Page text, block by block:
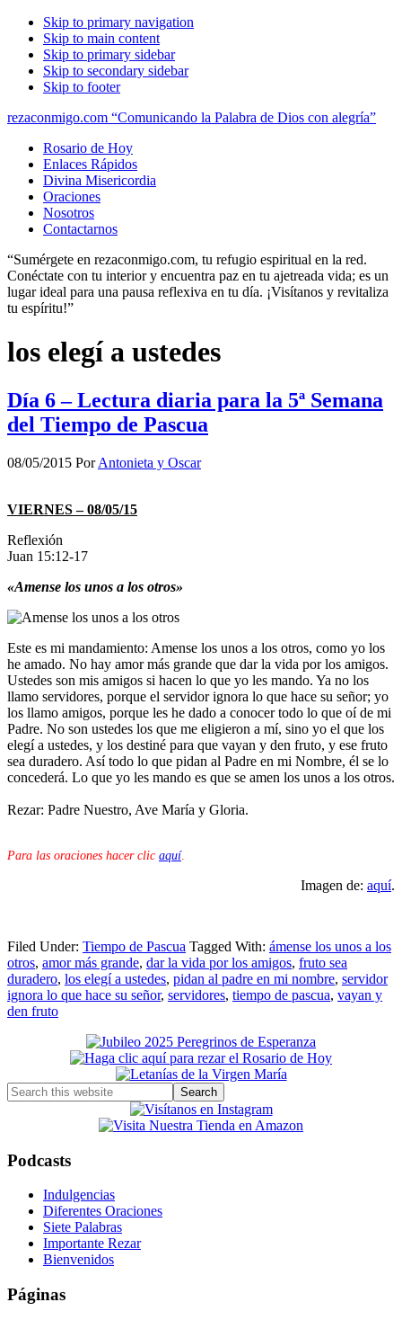
Skip to primary navigation
Skip to main content
Skip to primary sidebar
Skip to secondary sidebar
Skip to footer
rezaconmigo.com “Comunicando la Palabra de Dios con alegría”
Rosario de Hoy
Enlaces Rápidos
Divina Misericordia
Oraciones
Nosotros
Contactarnos
“Sumérgete en rezaconmigo.com, tu refugio espiritual en la red.
Conéctate con tu interior y encuentra paz en tu ajetreada vida; es un
lugar ideal para una pausa reflexiva en tu día. ¡Visítanos y revitaliza
tu espíritu!”
los elegí a ustedes
Día 6 – Lectura diaria para la 5ª Semana
del Tiempo de Pascua
08/05/2015 PorAntonieta y Oscar
VIERNES – 08/05/15
Reflexión
Juan 15:12-17
«Amense los unos a los otros»
Este es mi mandamiento: Amense los unos a los otros, como yo los
he amado. No hay amor más grande que dar la vida por los amigos.
Ustedes son mis amigos si hacen lo que yo les mando. Ya no los
llamo servidores, porque el servidor ignora lo que hace su señor; yo
los llamo amigos, porque les he dado a conocer todo lo que oí de mi
Padre. No son ustedes los que me eligieron a mí, sino yo el que los
elegí a ustedes, y los destiné para que vayan y den fruto, y ese fruto
sea duradero. Así todo lo que pidan al Padre en mi Nombre, él se lo
concederá. Lo que yo les mando es que se amen los unos a los otros.
Rezar: Padre Nuestro, Ave María y Gloria.
Para las oraciones hacer clic aquí.
Imagen de: aquí.
Filed Under: Tiempo de Pascua Tagged With: ámense los unos a los
otros, amor más grande, dar la vida por los amigos, fruto sea
duradero, los elegí a ustedes, pidan al padre en mi nombre, servidor
ignora lo que hace su señor, servidores, tiempo de pascua, vayan y
den fruto
Primary
Sidebar
Search
this
Podcasts
Indulgencias
Diferentes Oraciones
Siete Palabras
Importante Rezar
Bienvenidos
Páginas